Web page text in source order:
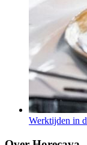
Werktijden in